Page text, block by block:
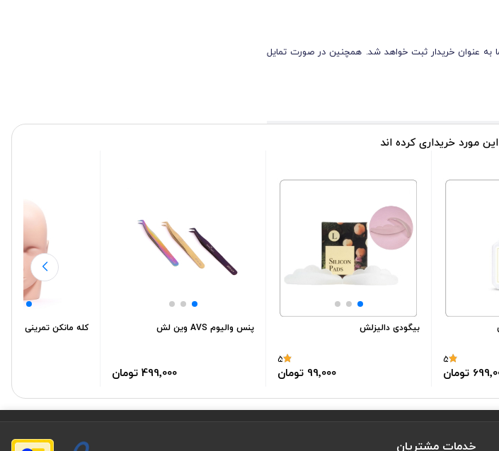
به عنوان خریدار ثبت خواهد شد. همچنین در صورت تمایل
مورد خریداری کرده اند
5
تومان
بیگودی دالیزلش
5
99٬000 تومان
پنس والیوم AVS وین لش
499٬000 تومان
کله مانکن تمرینی
خدمات مشتریان